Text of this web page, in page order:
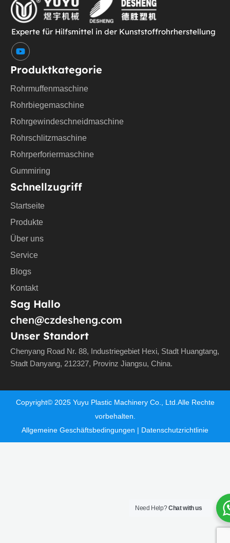
Experte für Hilfsmittel in der Kunststoffrohrherstellung
Y
o
t
u
b
e
Produktkategorie
Rohrmuffenmaschine
Rohrbiegemaschine
Rohrgewindeschneidmaschine
Rohrschlitzmaschine
Rohrperforiermaschine
Gummiring
Schnellzugriff
Startseite
Produkte
Über uns
Service
Blogs
Kontakt
Sag Hallo
chen@czdesheng.com
Unser Standort
Chenyang Road Nr. 88, Industriegebiet Hexi, Stadt Huangtang,
Stadt Danyang, 212327, Provinz Jiangsu, China.
Copyright© 2025Yuyu Plastic Machinery Co., Ltd.Alle Rechte
vorbehalten.
Allgemeine Geschäftsbedingungen | Datenschutzrichtlinie
Need Help?Chat with us